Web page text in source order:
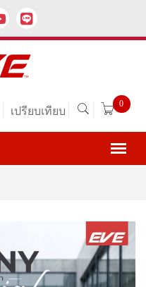
เปรียบเทียบ
0